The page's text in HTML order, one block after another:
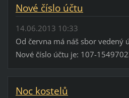
Nové číslo účtu
14.06.2013 10:33
Od června má náš sbor vedený
Nové číslo účtu je: 107-
Noc kostelů